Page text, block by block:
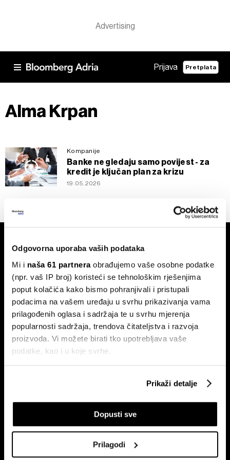
Odgovorna uporaba vaših podataka
Mi i naša 61 partneraobrađujemo vaše osobne podatke
(npr. vaš IP broj) koristeći se tehnološkim rješenjima
poput kolačića kako bismo pohranjivali i pristupali
podacima na vašem uređaju u svrhu prikazivanja vama
prilagođenih oglasa i sadržaja te u svrhu mjerenja
popularnosti sadržaja, trendova čitateljstva i razvoja
proizvoda. Vi možete birati tko upotrebljava vaše
podatke, kao i u koje svrhe.
Prikupljati podatke o vašoj geografskoj lokaciji,
koji mogu biti precizni do radijusa od nekoliko metara
Prepoznati vaš uređaj tako što ćemo aktivno
skenirati njegove određene karakteristike ("uzimanje
Prikaži detalje
Dopusti sve
Prilagodi
Prijava Pretplata
Alma Krpan
Kompanije
Banke ne gledaju samo povijest - za
kredit je ključan plan za krizu
19.05.2026
Pretplati se na
newsletter
Ekonomija
Biznis
Programska šema
Bloomberg Adria događanja